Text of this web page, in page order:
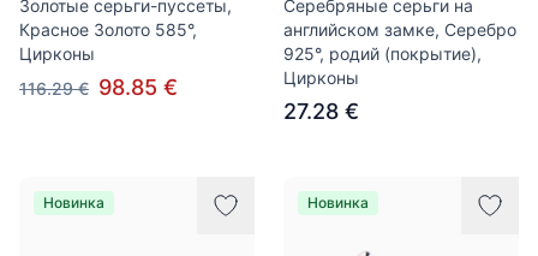
Золотые серьги-пуссеты,
Красное Золото 585°,
Цирконы
116.29 € 98.85 €
Серебряные серьги на
английском замке, Серебро
925°, родий (покрытие),
Цирконы
27.28 €
Новинка Новинка